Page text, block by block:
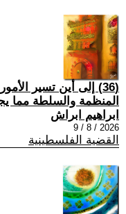
(36) إلى أين تسير
المنظمة والسلطة مما
ابراهيم ابراش
2026 / 8 / 9
القضية الفلسطينية